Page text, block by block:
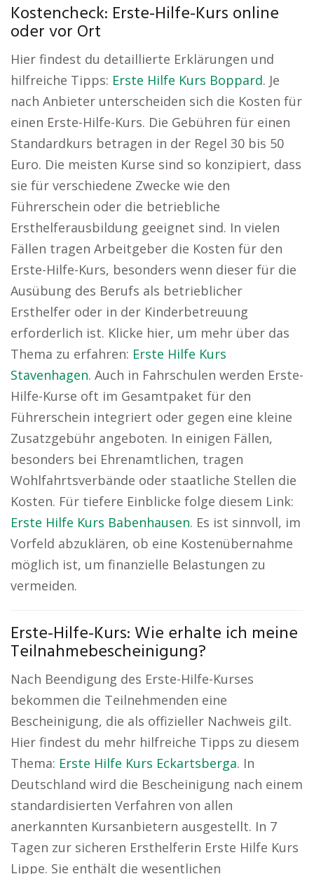
Kostencheck: Erste-Hilfe-Kurs online
oder vor Ort
Hier findest du detaillierte Erklärungen und
hilfreiche Tipps: Erste Hilfe Kurs Boppard. Je
nach Anbieter unterscheiden sich die Kosten für
einen Erste-Hilfe-Kurs. Die Gebühren für einen
Standardkurs betragen in der Regel 30 bis 50
Euro. Die meisten Kurse sind so konzipiert, dass
sie für verschiedene Zwecke wie den
Führerschein oder die betriebliche
Ersthelferausbildung geeignet sind. In vielen
Fällen tragen Arbeitgeber die Kosten für den
Erste-Hilfe-Kurs, besonders wenn dieser für die
Ausübung des Berufs als betrieblicher
Ersthelfer oder in der Kinderbetreuung
erforderlich ist. Klicke hier, um mehr über das
Thema zu erfahren: Erste Hilfe Kurs
Stavenhagen. Auch in Fahrschulen werden Erste-
Hilfe-Kurse oft im Gesamtpaket für den
Führerschein integriert oder gegen eine kleine
Zusatzgebühr angeboten. In einigen Fällen,
besonders bei Ehrenamtlichen, tragen
Wohlfahrtsverbände oder staatliche Stellen die
Kosten. Für tiefere Einblicke folge diesem Link:
Erste Hilfe Kurs Babenhausen. Es ist sinnvoll, im
Vorfeld abzuklären, ob eine Kostenübernahme
möglich ist, um finanzielle Belastungen zu
vermeiden.
Erste-Hilfe-Kurs: Wie erhalte ich meine
Teilnahmebescheinigung?
Nach Beendigung des Erste-Hilfe-Kurses
bekommen die Teilnehmenden eine
Bescheinigung, die als offizieller Nachweis gilt.
Hier findest du mehr hilfreiche Tipps zu diesem
Thema: Erste Hilfe Kurs Eckartsberga. In
Deutschland wird die Bescheinigung nach einem
standardisierten Verfahren von allen
anerkannten Kursanbietern ausgestellt. In 7
Tagen zur sicheren Ersthelferin Erste Hilfe Kurs
Lippe. Sie enthält die wesentlichen